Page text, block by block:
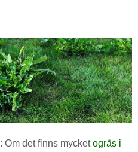
: Om det finns mycketogräs i